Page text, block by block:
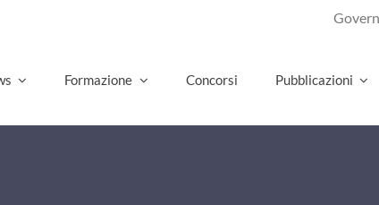
Formazione Concorsi Pubblicazioni